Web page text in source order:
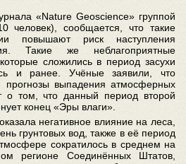
«Nature Geoscience» группой
человек), сообщается, что такие
повышают риск наступления
Такие же неблагоприятные
сложились в период засухи
и ранее. Учёные заявили, что
прогнозы выпадения атмосферных
о том, что данный период второй
конец «Эры влаги».
негативное влияние на леса,
грунтовых вод, также в её период
сократилось в среднем на
регионе Соединённых Штатов,